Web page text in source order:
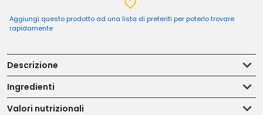
Aggiungi questo prodotto ad una lista di preferiti per poterlo trovare
rapidamente
Descrizione
Ingredienti
Valori nutrizionali